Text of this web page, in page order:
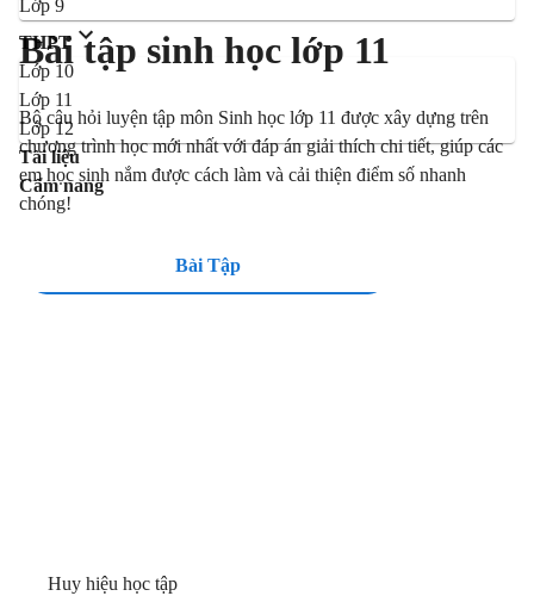
Lớp 9
THPT
Lớp 10
Lớp 11
Lớp 12
Tài liệu
Cẩm nang
Bài tập sinh học lớp 11
Bộ câu hỏi luyện tập môn Sinh học lớp 11 được xây dựng trên
chương trình học mới nhất với đáp án giải thích chi tiết, giúp các
em học sinh nắm được cách làm và cải thiện điểm số nhanh
chóng!
Bài Tập
Huy hiệu học tập